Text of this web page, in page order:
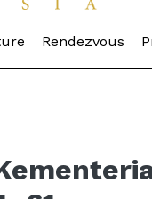
(current)
Rendezvous